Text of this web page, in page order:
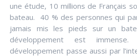
une étude, 10 millions de Français
bateau. 40 % des personnes qui
jamais mis les pieds sur un
développement est
développement passe aussi par